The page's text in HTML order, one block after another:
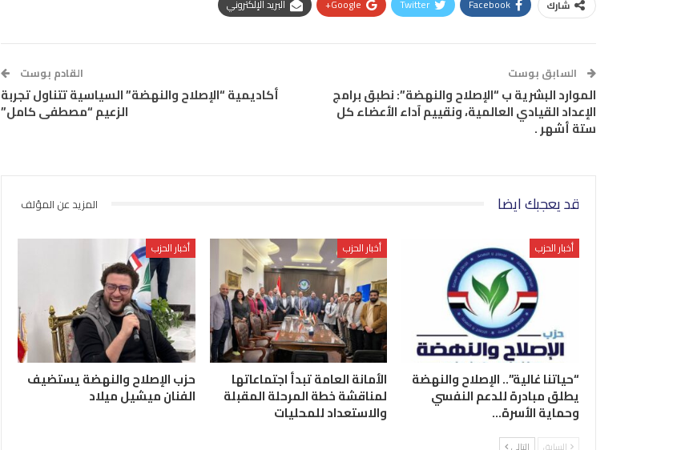
شارك Facebook
Twitter
Google+ البريد الإلكتروني
السابق بوست
الموارد البشرية ب “الإصلاح والنهضة”: نطبق برامج
الإعداد القيادي العالمية، ونقييم آداء الأعضاء كل
ستة أشهر .
القادم بوست
أكاديمية “الإصلاح والنهضة” السياسية تتناول تجربة
الزعيم “مصطفى كامل”
قد يعجبك ايضا المزيد عن المؤلف
أخبار الحزب
“حياتنا غالية”.. الإصلاح والنهضة
يطلق مبادرة للدعم النفسي
وحماية الأسرة…
أخبار الحزب
الأمانة العامة تبدأ اجتماعاتها
لمناقشة خطة المرحلة المقبلة
والاستعداد للمحليات
أخبار الحزب
حزب الإصلاح والنهضة يستضيف
الفنان ميشيل ميلاد
السابق التالي